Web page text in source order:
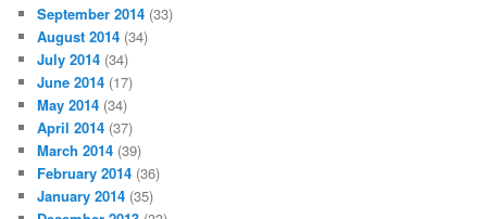
September 2014 (33)
August 2014 (34)
July 2014 (34)
June 2014 (17)
May 2014 (34)
April 2014 (37)
March 2014 (39)
February 2014 (36)
January 2014 (35)